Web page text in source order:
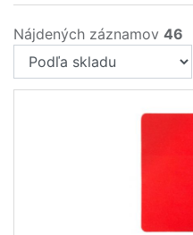
Nájdených záznamov 46